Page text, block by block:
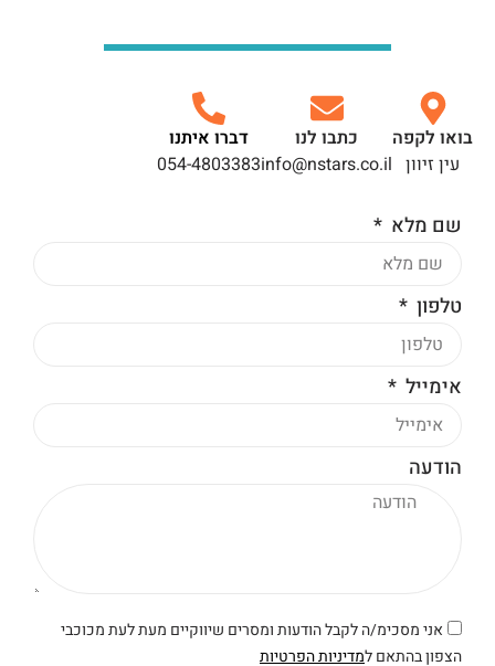
בואו לקפה
עין זיוון
כתבו לנו
info@nstars.co.il
דברו איתנו
054-4803383
שם מלא
טלפון
אימייל
הודעה
אני מסכימ/ה לקבל הודעות ומסרים שיווקיים מעת לעת מכוכבי
הצפון בהתאם למדיניות הפרטיות